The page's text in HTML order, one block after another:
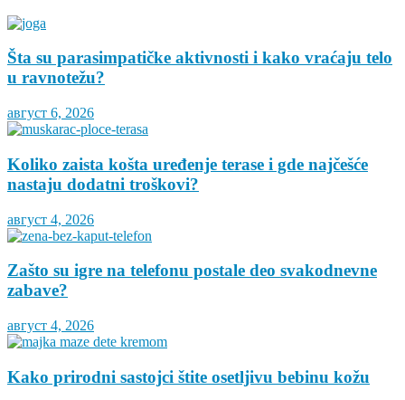
Šta su parasimpatičke aktivnosti i kako vraćaju telo
u ravnotežu?
август 6, 2026
Koliko zaista košta uređenje terase i gde najčešće
nastaju dodatni troškovi?
август 4, 2026
Zašto su igre na telefonu postale deo svakodnevne
zabave?
август 4, 2026
Kako prirodni sastojci štite osetljivu bebinu kožu